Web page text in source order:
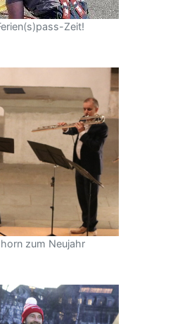
Zeit!
zum Neujahr